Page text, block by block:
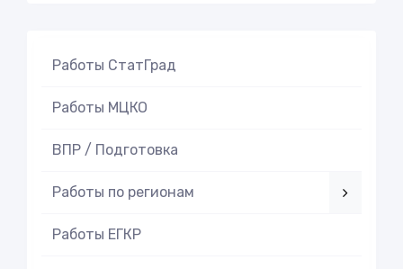
Работы СтатГрад
Работы МЦКО
ВПР / Подготовка
Работы по регионам
Работы ЕГКР